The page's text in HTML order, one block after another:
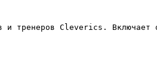
и тренеров Cleverics. Включает